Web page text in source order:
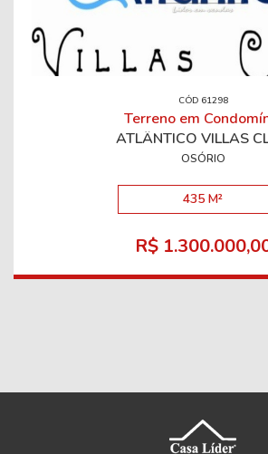
CÓD 61298
Terreno em
ATLÂNTICO VILLAS
OSÓRIO
435 M²
R$